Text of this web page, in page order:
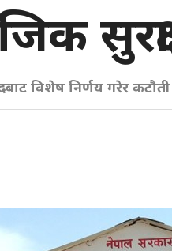
विशेष निर्णय गरेर